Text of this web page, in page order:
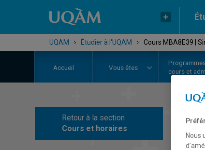
UQAM › Étudier à l'UQAM › Cours MBA8E39 |
Accueil Vous êtes
cours et
Retour à la section
Cours et horaires
Nous